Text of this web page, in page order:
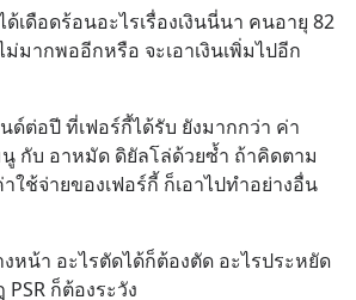
ด้เดือดร้อนอะไรเรื่องเงินนี่นา คนอายุ 82
มากพออีกหรือ จะเอาเงินเพิ่มไปอีก
ด์ต่อปี ที่เฟอร์กี้ได้รับ ยังมากกว่า ค่า
กับ อาหมัด ดิยัลโล่ด้วยซ้ำ ถ้าคิดตาม
ช้จ่ายของเฟอร์กี้ ก็เอาไปทำอย่างอื่น
หน้า อะไรตัดได้ก็ต้องตัด อะไรประหยัด
ก็ต้องระวัง